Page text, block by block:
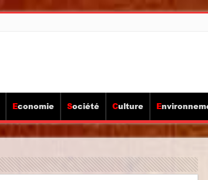
Economie Société Culture